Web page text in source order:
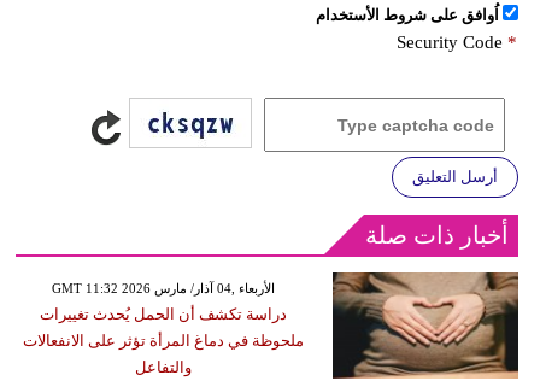
اُوافق على شروط الأستخدام
Security Code *
أرسل التعليق
أخبار ذات صلة
GMT 11:32 2026 الأربعاء ,04 آذار/ مارس
دراسة تكشف أن الحمل يُحدث تغييرات
ملحوظة في دماغ المرأة تؤثر على الانفعالات
والتفاعل